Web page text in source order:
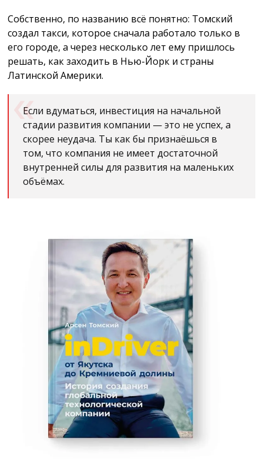
Собственно, по названию всё понятно: Томский
создал такси, которое сначала работало только в
его городе, а через несколько лет ему пришлось
решать, как заходить в Нью-Йорк и страны
Латинской Америки.
Если вдуматься, инвестиция на начальной
стадии развития компании — это не успех, а
скорее неудача. Ты как бы признаёшься в
том, что компания не имеет достаточной
внутренней силы для развития на маленьких
объёмах.